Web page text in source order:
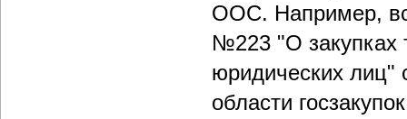
ООС. Например,
№223 "О закупках
юридических лиц"
области